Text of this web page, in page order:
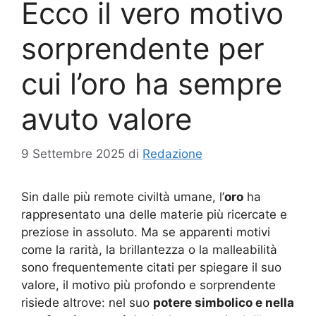
Ecco il vero motivo
sorprendente per
cui l’oro ha sempre
avuto valore
9 Settembre 2025 di Redazione
Sin dalle più remote civiltà umane, l’oro ha
rappresentato una delle materie più ricercate e
preziose in assoluto. Ma se apparenti motivi
come la rarità, la brillantezza o la malleabilità
sono frequentemente citati per spiegare il suo
valore, il motivo più profondo e sorprendente
risiede altrove: nel suo potere simbolico e nella